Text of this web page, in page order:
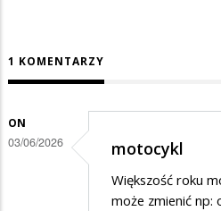
1 KOMENTARZY
ON
03/06/2026 motocykl
Większość roku
może zmienić np: